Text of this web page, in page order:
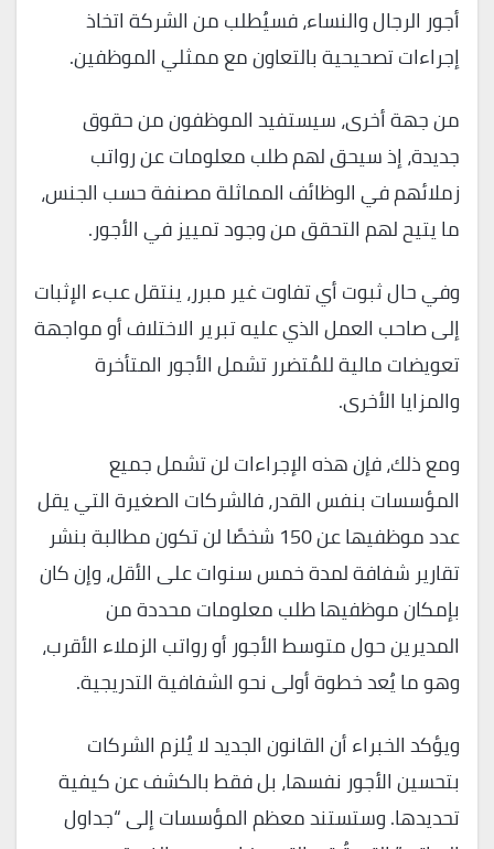
أجور الرجال والنساء، فسيُطلب من الشركة اتخاذ
إجراءات تصحيحية بالتعاون مع ممثلي الموظفين.
من جهة أخرى، سيستفيد الموظفون من حقوق
جديدة، إذ سيحق لهم طلب معلومات عن رواتب
زملائهم في الوظائف المماثلة مصنفة حسب الجنس،
ما يتيح لهم التحقق من وجود تمييز في الأجور.
وفي حال ثبوت أي تفاوت غير مبرر، ينتقل عبء الإثبات
إلى صاحب العمل الذي عليه تبرير الاختلاف أو مواجهة
تعويضات مالية للمُتضرر تشمل الأجور المتأخرة
والمزايا الأخرى.
ومع ذلك، فإن هذه الإجراءات لن تشمل جميع
المؤسسات بنفس القدر، فالشركات الصغيرة التي يقل
عدد موظفيها عن 150 شخصًا لن تكون مطالبة بنشر
تقارير شفافة لمدة خمس سنوات على الأقل، وإن كان
بإمكان موظفيها طلب معلومات محددة من
المديرين حول متوسط الأجور أو رواتب الزملاء الأقرب،
وهو ما يُعد خطوة أولى نحو الشفافية التدريجية.
ويؤكد الخبراء أن القانون الجديد لا يُلزم الشركات
بتحسين الأجور نفسها، بل فقط بالكشف عن كيفية
تحديدها. وستستند معظم المؤسسات إلى “جداول